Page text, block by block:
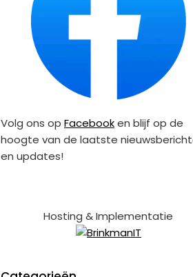
Volg ons op Facebooken blijf op de
hoogte van de laatste
en updates!
Hosting & Implementatie